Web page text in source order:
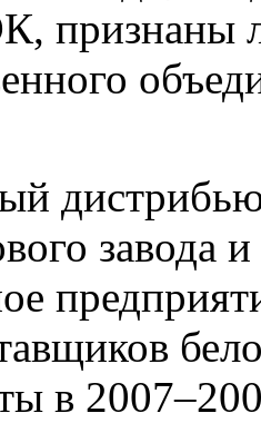
признаны
завода
в